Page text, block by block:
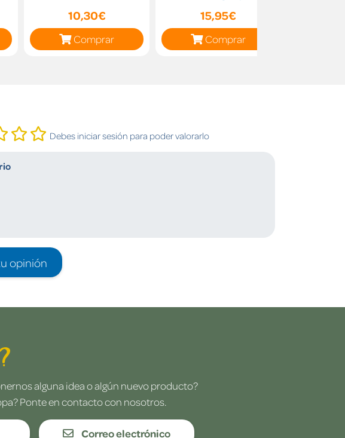
10,30€
Comprar
15,95€
Comprar
Debes iniciar sesión para poder valorarlo
opinión
alguna idea o algún nuevo producto?
Ponte en contacto con nosotros.
Correo electrónico